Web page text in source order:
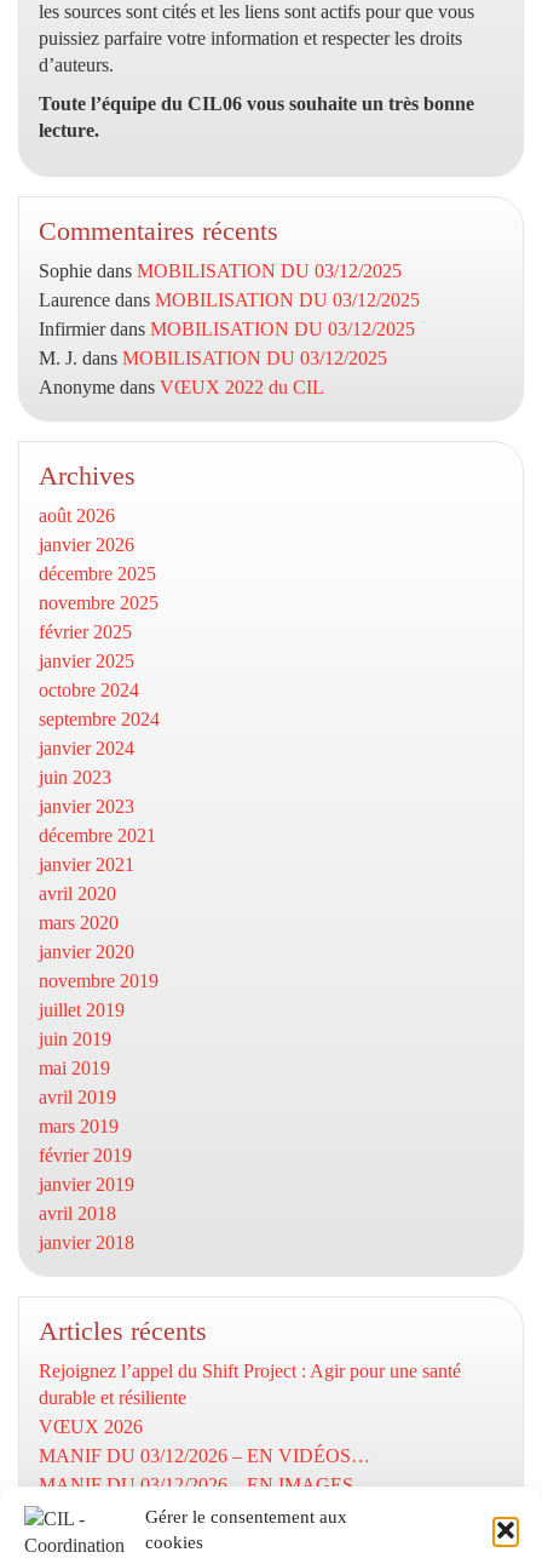
Gérer le consentement aux
cookies
les sources sont cités et les liens sont actifs pour que vous
puissiez parfaire votre information et respecter les droits
d’auteurs.
Toute l’équipe du CIL06 vous souhaite un très bonne
lecture.
Commentaires récents
Sophie dans MOBILISATION DU 03/12/2025
Laurence dans MOBILISATION DU 03/12/2025
Infirmierdans MOBILISATION DU 03/12/2025
M. J. dans MOBILISATION DU 03/12/2025
Anonyme dans VŒUX 2022 du CIL
Archives
août 2026
janvier 2026
décembre 2025
novembre 2025
février 2025
janvier 2025
octobre 2024
septembre 2024
janvier 2024
juin 2023
janvier 2023
décembre 2021
janvier 2021
avril 2020
mars 2020
janvier 2020
novembre 2019
juillet 2019
juin 2019
mai 2019
avril 2019
mars 2019
février 2019
janvier 2019
avril 2018
janvier 2018
Articles récents
Rejoignez l’appel du Shift Project : Agir pour une santé
durable et résiliente
VŒUX 2026
MANIF DU 03/12/2026 – EN VIDÉOS…
MANIF DU 03/12/2026 – EN IMAGES…
MOBILISATION DU 03/12/2025